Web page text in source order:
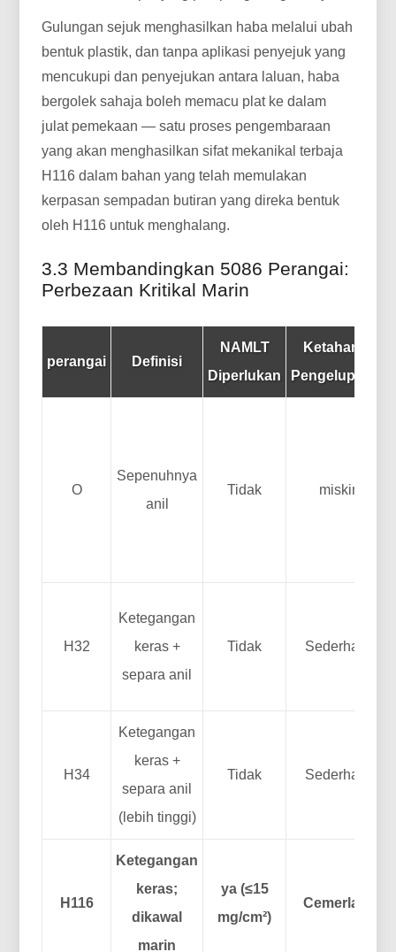
Gulungan sejuk menghasilkan haba melalui ubah
bentuk plastik, dan tanpa aplikasi penyejuk yang
mencukupi dan penyejukan antara laluan, haba
bergolek sahaja boleh memacu plat ke dalam
julat pemekaan — satu proses pengembaraan
yang akan menghasilkan sifat mekanikal terbaja
H116 dalam bahan yang telah memulakan
kerpasan sempadan butiran yang direka bentuk
oleh H116 untuk menghalang.
3.3 Membandingkan 5086 Perangai:
Perbezaan Kritikal Marin
perangai Definisi
NAMLT
Diperlukan
Ketahanan
Pengelupasan
O
Sepenuhnya
anil
Tidak miskin
H32
Ketegangan
keras +
separa anil
Tidak Sederhana
H34
Ketegangan
keras +
separa anil
(lebih tinggi)
Tidak Sederhana
H116
Ketegangan
keras;
dikawal
marin
ya (≤15
mg/cm²)
Cemerlang